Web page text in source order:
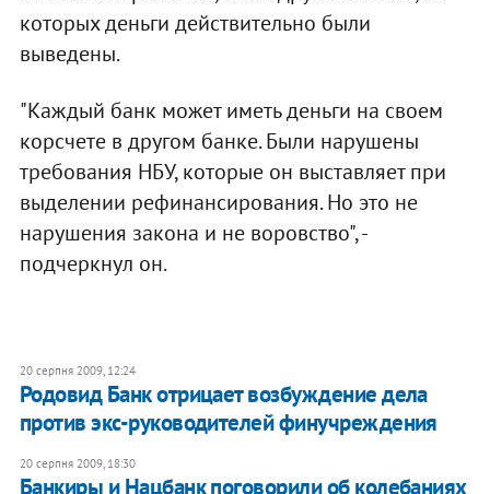
которых деньги действительно были
выведены.
"Каждый банк может иметь деньги на своем
корсчете в другом банке. Были нарушены
требования НБУ, которые он выставляет при
выделении рефинансирования. Но это не
нарушения закона и не воровство", -
подчеркнул он.
20 серпня 2009, 12:24
Родовид Банк отрицает возбуждение дела
против экс-руководителей финучреждения
20 серпня 2009, 18:30
Банкиры и Нацбанк поговорили об колебаниях